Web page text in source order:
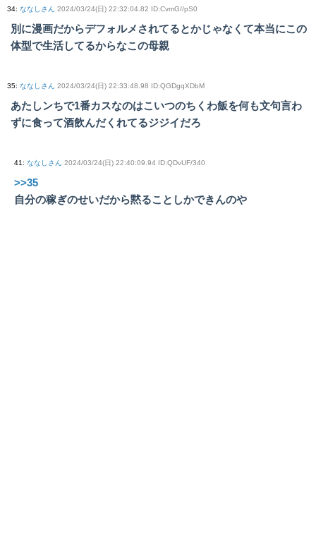
34: ななしさん 2024/03/24(日) 22:32:04.82 ID:CvmG//pS0
別に漫画だからデフォルメされてるとかじゃなくて本当にこの
体型で生活してるからなこの母親
35: ななしさん 2024/03/24(日) 22:33:48.98 ID:QGDgqXDbM
あたしンちで1番カスなのはこいつのちくわ飯を何も文句言わ
ずに食って酒飲んだくれてるジジイだろ
41: ななしさん 2024/03/24(日) 22:40:09.94 ID:QDvUF/340
>>35
自分の稼ぎのせいだから黙ることしかできんのや